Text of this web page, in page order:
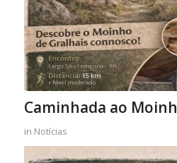
Caminhada ao
in Notícias